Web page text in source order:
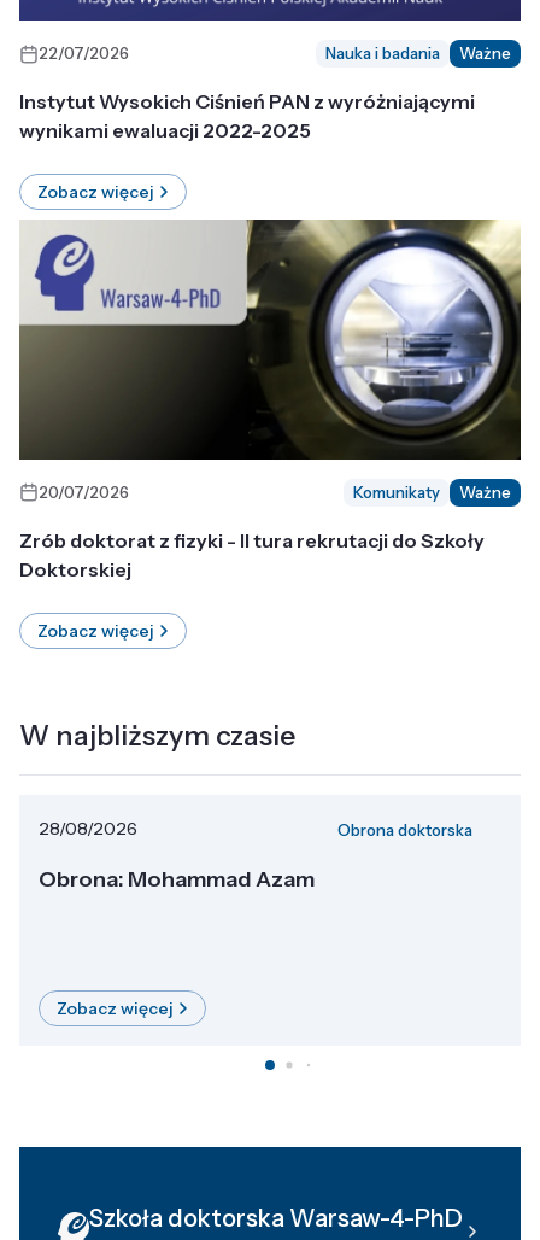
22/07/2026 Nauka i badania Ważne
Instytut Wysokich Ciśnień PAN z wyróżniającymi
wynikami ewaluacji 2022-2025
Zobacz więcej
20/07/2026 Komunikaty Ważne
Zrób doktorat z fizyki - II tura rekrutacji do Szkoły
Doktorskiej
Zobacz więcej
W najbliższym czasie
28/08/2026 Obrona doktorska
Obrona: Mohammad Azam
Zobacz więcej
Szkoła doktorska Warsaw-4-PhD